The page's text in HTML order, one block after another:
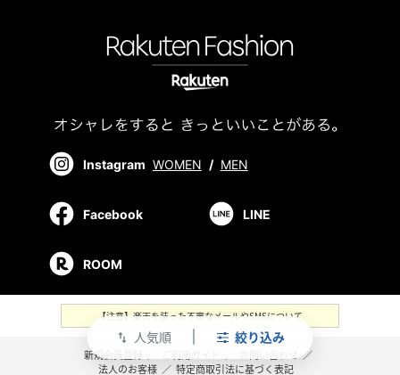
swap_vert 人気順 絞り込み
Instagram WOMEN / MEN
Facebook LINE
ROOM
【注意】楽天を装った不審なメールやSMSについて
新規会員登録 お問い合わせ ／
法人のお客様 ／ 特定商取引法に基づく表記